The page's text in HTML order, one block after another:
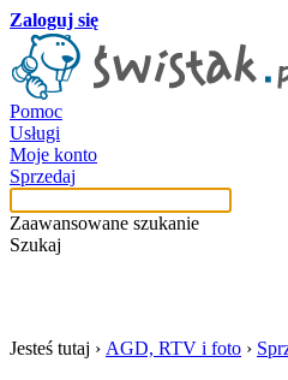
Zaloguj się
Pomoc
Usługi
Moje konto
Sprzedaj
Zaawansowane szukanie
Szukaj
Jesteś tutaj › AGD, RTV i foto ›